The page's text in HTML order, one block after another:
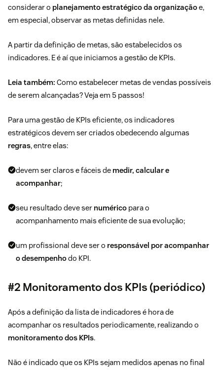
considerar o planejamento estratégico da organizaçãoe,
em especial, observar as metas definidas nele.
A partir da definição de metas, são estabelecidos os
indicadores. E é aí que iniciamos a gestão de KPIs.
Leia também: Como estabelecer metas de vendas possíveis
de serem alcançadas? Veja em 5 passos!
Para uma gestão de KPIs eficiente, os indicadores
estratégicos devem ser criados obedecendo algumas
regras, entre elas:
devem ser claros e fáceis de medir, calcular e
acompanhar;
seu resultado deve ser numérico para o
acompanhamento mais eficiente de sua evolução;
um profissional deve ser o responsável por acompanhar
o desempenhodo KPI.
#2 Monitoramento dos KPIs (periódico)
Após a definição da lista de indicadores é hora de
acompanhar os resultados periodicamente, realizando o
monitoramento dos KPIs.
Não é indicado que os KPIs sejam medidos apenas no final